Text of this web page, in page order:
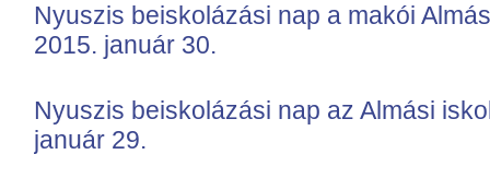
Nyuszis beiskolázási nap a makói
2015. január 30.
Nyuszis beiskolázási nap az Almási
január 29.